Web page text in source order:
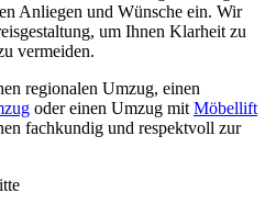
Anliegen und Wünsche ein. Wir
um Ihnen Klarheit zu
vermeiden.
regionalen Umzug, einen
oder einen Umzug mit Möbellift
fachkundig und respektvoll zur